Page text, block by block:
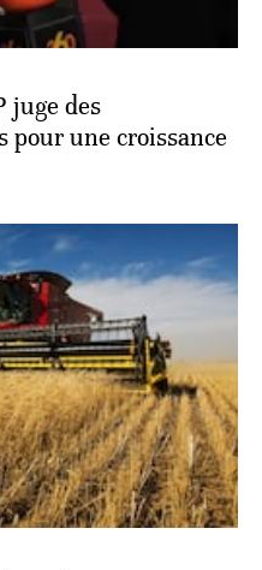
juge des
pour une croissance